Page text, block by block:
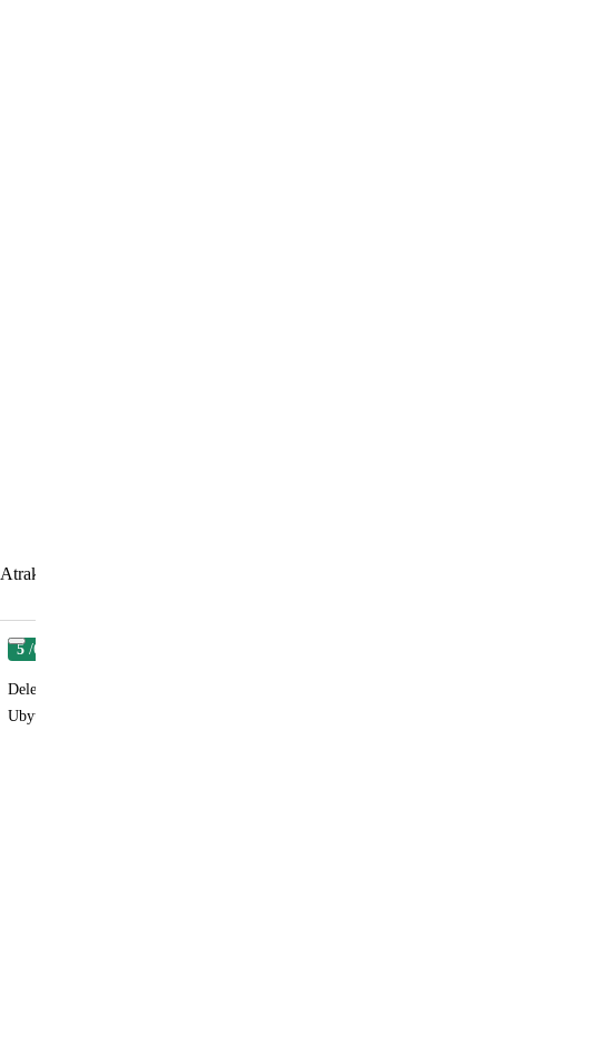
Atrakcie v okolí
5 /6
Delegátku jsme sice celý pobyt neviděli, ale nebylo potřeba, komunikace přes WhatsApp
Ubytování si něco již pamatuje, ale čisté a klidné. Gastro servis bez absolutní výtky.